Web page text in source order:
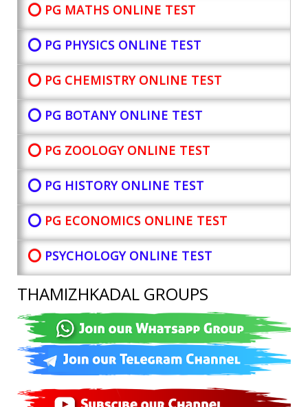
⭕ PG MATHS ONLINE TEST
⭕ PG PHYSICS ONLINE TEST
⭕ PG CHEMISTRY ONLINE TEST
⭕ PG BOTANYONLINE TEST
⭕ PG ZOOLOGY ONLINE TEST
⭕ PG HISTORY ONLINE TEST
⭕ PG ECONOMICS ONLINE TEST
⭕ PSYCHOLOGY ONLINE TEST
THAMIZHKADAL GROUPS